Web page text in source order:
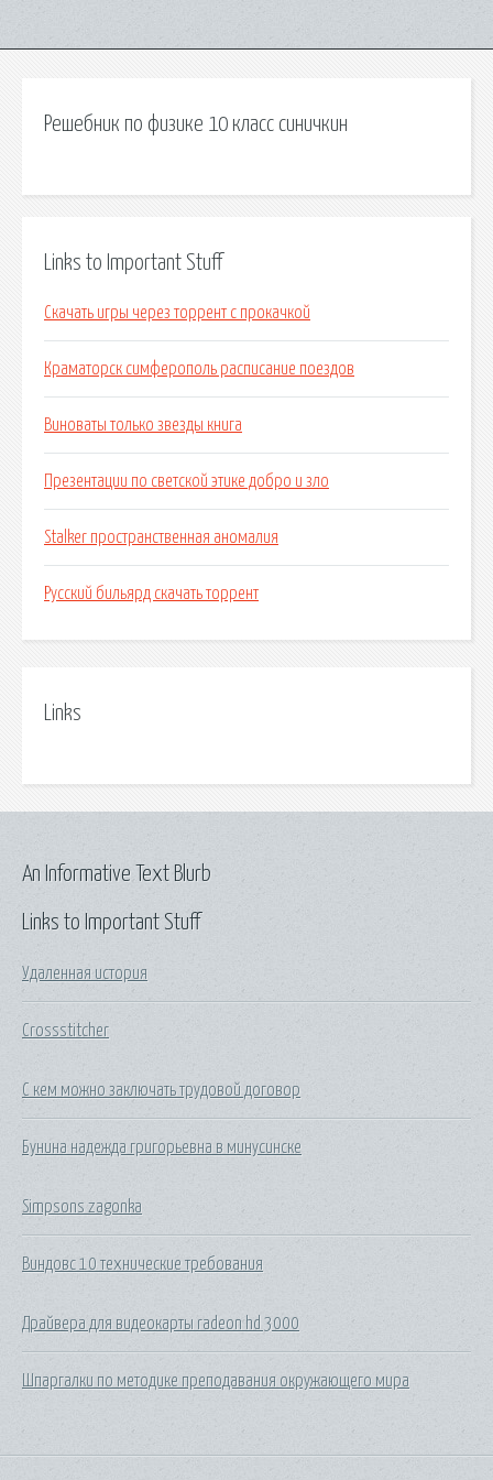
Решебник по физике 10 класс синичкин
Links to Important Stuff
Скачать игры через торрент с прокачкой
Краматорск симферополь расписание поездов
Виноваты только звезды книга
Презентации по светской этике добро и зло
Stalker пространственная аномалия
Русский бильярд скачать торрент
Links
Links to Important Stuff
Удаленная история
Crossstitcher
С кем можно заключать трудовой договор
Бунина надежда григорьевна в минусинске
Simpsons zagonka
Виндовс 10 технические требования
Драйвера для видеокарты radeon hd 3000
Шпаргалки по методике преподавания окружающего мира
An Informative Text Blurb